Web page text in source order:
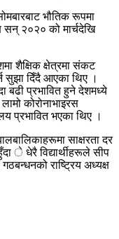
भौतिक रूपमा
२०२० को मार्चदेखि
शैक्षिक क्षेत्रमा संकट
सुझा दिँदै आएका थिए ।
बढी प्रभावित हुने देशमध्ये
कोरोनाभाइरस
प्रभावित भएका थिए ।
साक्षरता दर
धेरै विद्यार्थीहरूले सीप
राष्ट्रिय अध्यक्ष